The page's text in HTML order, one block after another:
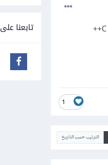
1
الترتيب حسب التاريخ
تابعنا على